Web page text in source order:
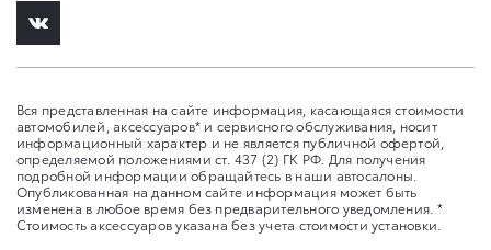
Вся представленная на сайте информация, касающаяся стоимости
автомобилей, аксессуаров* и сервисного обслуживания, носит
информационный характер и не является публичной офертой,
определяемой положениями ст. 437 (2) ГК РФ. Для получения
подробной информации обращайтесь в наши автосалоны.
Опубликованная на данном сайте информация может быть
изменена в любое время без предварительного уведомления. *
Стоимость аксессуаров указана без учета стоимости установки.